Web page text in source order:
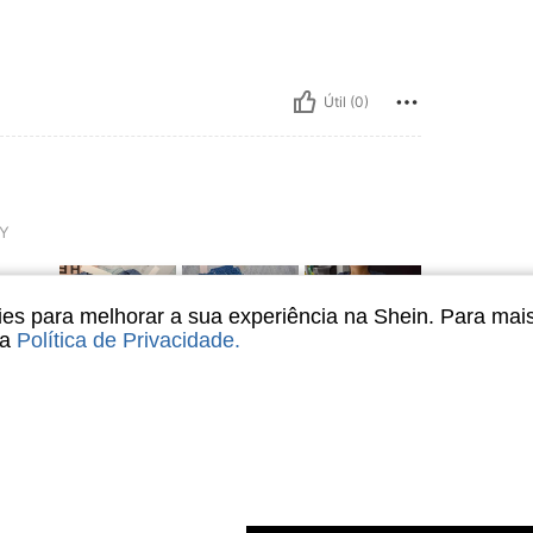
Útil (0)
para melhorar a sua experiência na Shein. Para
Política de Privacidade.